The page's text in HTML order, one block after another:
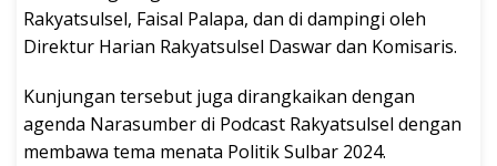
Rakyatsulsel, Faisal Palapa, dan di dampingi oleh
Direktur Harian Rakyatsulsel Daswar dan Komisaris.
Kunjungan tersebut juga dirangkaikan dengan
agenda Narasumber di Podcast Rakyatsulsel dengan
membawa tema menata Politik Sulbar 2024.